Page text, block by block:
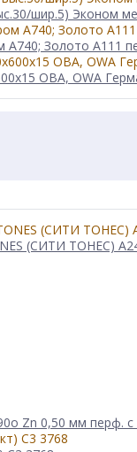
шир.5) Эконом
А740; Золото А111
ОВА, OWA
(CИТИ ТОНЕС)
Zn 0,50 мм перф.